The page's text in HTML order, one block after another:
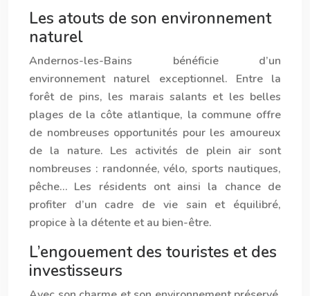
Les atouts de son environnement
naturel
Andernos-les-Bains bénéficie d’un
environnement naturel exceptionnel. Entre la
forêt de pins, les marais salants et les belles
plages de la côte atlantique, la commune offre
de nombreuses opportunités pour les amoureux
de la nature. Les activités de plein air sont
nombreuses : randonnée, vélo, sports nautiques,
pêche… Les résidents ont ainsi la chance de
profiter d’un cadre de vie sain et équilibré,
propice à la détente et au bien-être.
L’engouement des touristes et des
investisseurs